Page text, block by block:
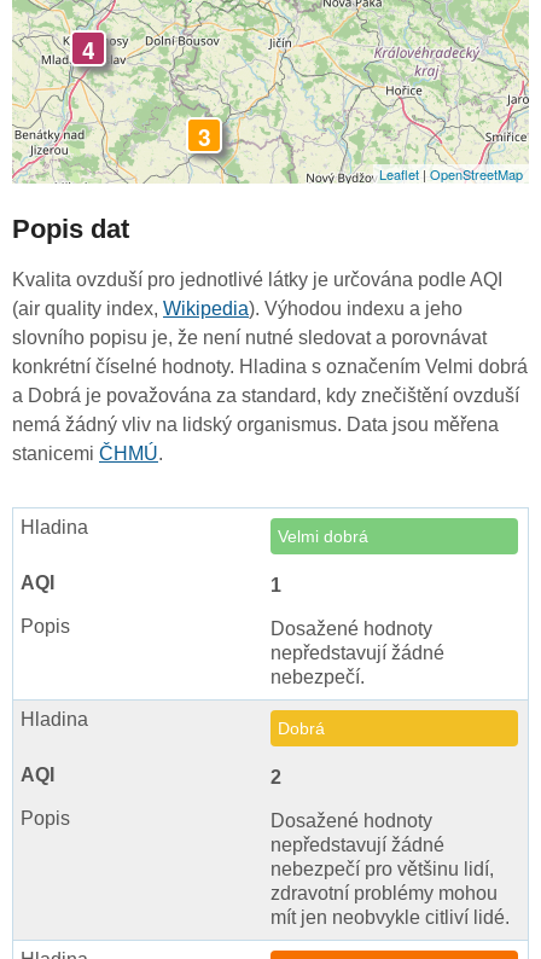
3
4
Leaflet | OpenStreetMap
Popis dat
Kvalita ovzduší pro jednotlivé látky je určována podle AQI
(air quality index, Wikipedia). Výhodou indexu a jeho
slovního popisu je, že není nutné sledovat a porovnávat
konkrétní číselné hodnoty. Hladina s označením Velmi dobrá
a Dobrá je považována za standard, kdy znečištění ovzduší
nemá žádný vliv na lidský organismus. Data jsou měřena
stanicemi ČHMÚ.
Velmi dobrá
1
Dosažené hodnoty
nepředstavují žádné
nebezpečí.
Dobrá
2
Dosažené hodnoty
nepředstavují žádné
nebezpečí pro většinu lidí,
zdravotní problémy mohou
mít jen neobvykle citliví lidé.